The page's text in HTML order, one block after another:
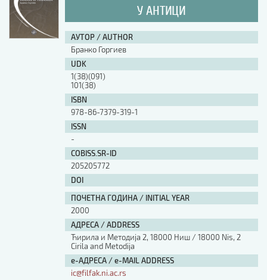
У АНТИЦИ
АУТОР / AUTHOR
Бранко Горгиев
UDK
1(38)(091)
101(38)
ISBN
978-86-7379-319-1
ISSN
-
COBISS.SR-ID
205205772
DOI
ПОЧЕТНА ГОДИНА / INITIAL YEAR
2000
АДРЕСА / ADDRESS
Ћирила и Методија 2, 18000 Ниш / 18000 Nis, 2
Cirila and Metodija
е-АДРЕСА / e-MAIL ADDRESS
ic@filfak.ni.ac.rs